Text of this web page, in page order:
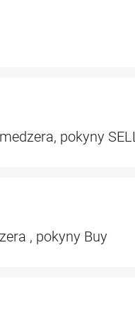
pokyny
, pokyny Buy